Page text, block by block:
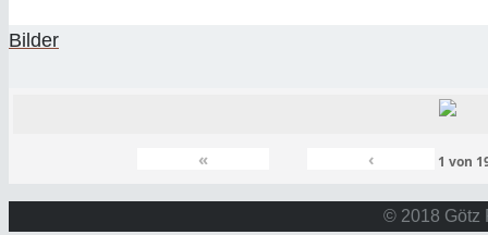
Bilder
« ‹ 1 von
© 2018 Götz